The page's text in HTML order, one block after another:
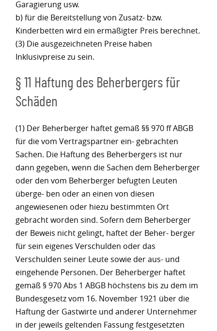
Garagierung usw.
b) für die Bereitstellung von Zusatz- bzw.
Kinderbetten wird ein ermäßigter Preis berechnet.
(3) Die ausgezeichneten Preise haben
Inklusivpreise zu sein.
§ 11 Haftung des Beherbergers für
Schäden
(1) Der Beherberger haftet gemäß §§ 970 ff ABGB
für die vom Vertragspartner ein- gebrachten
Sachen. Die Haftung des Beherbergers ist nur
dann gegeben, wenn die Sachen dem Beherberger
oder den vom Beherberger befugten Leuten
überge- ben oder an einen von diesen
angewiesenen oder hiezu bestimmten Ort
gebracht worden sind. Sofern dem Beherberger
der Beweis nicht gelingt, haftet der Beher- berger
für sein eigenes Verschulden oder das
Verschulden seiner Leute sowie der aus- und
eingehende Personen. Der Beherberger haftet
gemäß § 970 Abs 1 ABGB höchstens bis zu dem im
Bundesgesetz vom 16. November 1921 über die
Haftung der Gastwirte und anderer Unternehmer
in der jeweils geltenden Fassung festgesetzten